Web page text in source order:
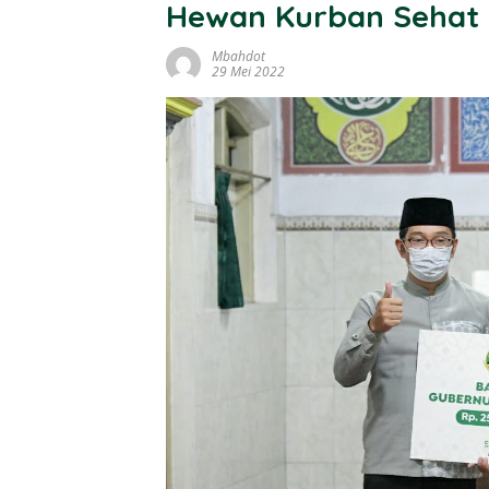
Hewan Kurban Sehat
Mbahdot
29 Mei 2022